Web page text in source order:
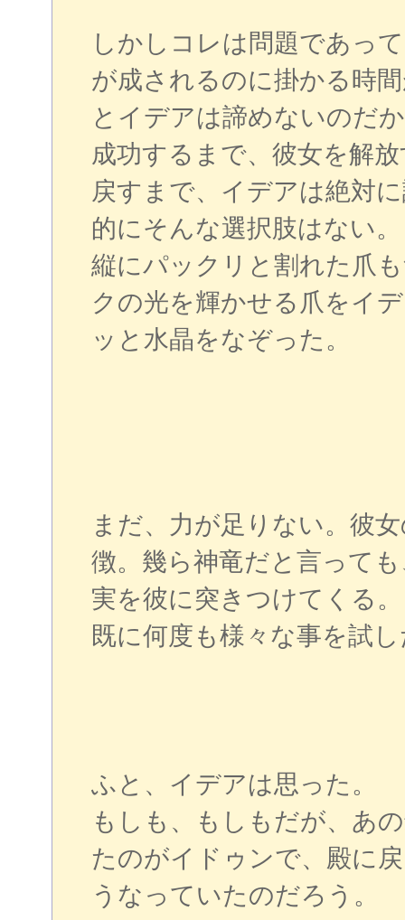
しかしコレは問題であっ
が成されるのに掛かる時
とイデアは諦めないのだ
成功するまで、彼女を解
戻すまで、イデアは絶対
的にそんな選択肢はない。
縦にパックリと割れた爪
クの光を輝かせる爪をイ
ッと水晶をなぞった。
まだ、力が足りない。彼
徴。幾ら神竜だと言って
実を彼に突きつけてくる。
既に何度も様々な事を試
ふと、イデアは思った。
もしも、もしもだが、あ
たのがイドゥンで、殿に
うなっていたのだろう。